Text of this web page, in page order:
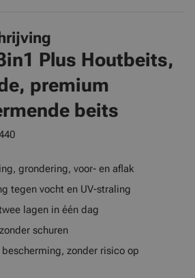
Plus Houtbeits,
premium
beits
grondering, voor- en aflak
tegen vocht en UV-straling
lagen in één dag
schuren
zonder risico op